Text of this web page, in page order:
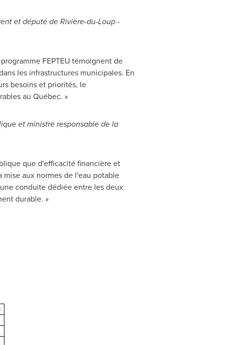
et député de Rivière-du-Loup -
FEPTEU témoignent de
les infrastructures municipales. En
besoins et priorités, le
au Québec. »
et ministre responsable de la
que d'efficacité financière et
aux normes de l'eau potable
conduite dédiée entre les deux
durable. »